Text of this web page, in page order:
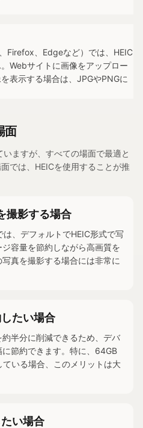
Firefox、Edgeなど）では、HEIC
Webサイトに画像をアップロー
表示する場合は、JPGやPNGに
面
ますが、すべての場面で最適と
では、HEICを使用することが推
撮影する場合
、デフォルトでHEIC形式で写
容量を節約しながら高画質を
真を撮影する場合には非常に
たい場合
半分に削減できるため、デバ
節約できます。特に、64GB
いる場合、このメリットは大
い場合